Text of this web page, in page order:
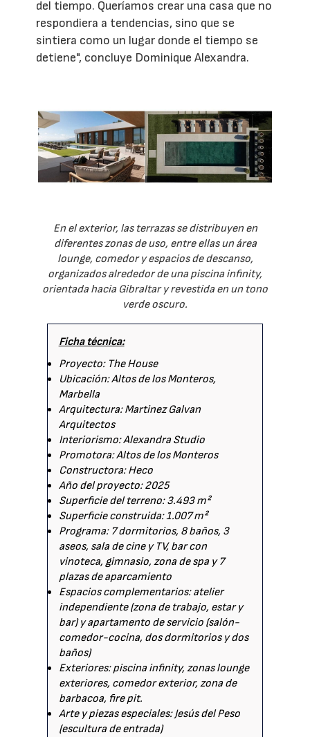
del tiempo. Queríamos crear una casa que no
respondiera a tendencias, sino que se
sintiera como un lugar donde el tiempo se
detiene", concluye Dominique Alexandra.
En el exterior, las terrazas se distribuyen en
diferentes zonas de uso, entre ellas un área
lounge, comedor y espacios de descanso,
organizados alrededor de una piscina infinity,
orientada hacia Gibraltar y revestida en un tono
verde oscuro.
Ficha técnica:
Proyecto: The House
Ubicación: Altos de los Monteros,
Marbella
Arquitectura: Martinez Galvan
Arquitectos
Interiorismo: Alexandra Studio
Promotora: Altos de los Monteros
Constructora: Heco
Año del proyecto: 2025
Superficie del terreno: 3.493 m²
Superficie construida: 1.007 m²
Programa: 7 dormitorios, 8 baños, 3
aseos, sala de cine y TV, bar con
vinoteca, gimnasio, zona de spa y 7
plazas de aparcamiento
Espacios complementarios: atelier
independiente (zona de trabajo, estar y
bar) y apartamento de servicio (salón-
comedor-cocina, dos dormitorios y dos
baños)
Exteriores: piscina infinity, zonas lounge
exteriores, comedor exterior, zona de
barbacoa, fire pit.
Arte y piezas especiales: Jesús del Peso
(escultura de entrada)